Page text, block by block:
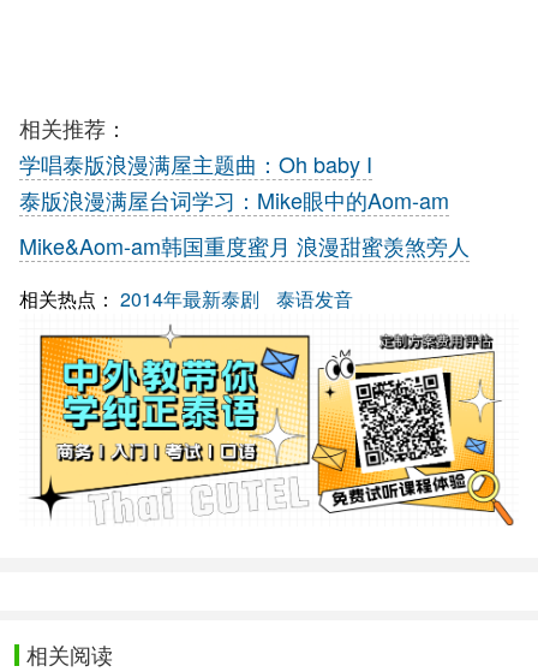
相关推荐：
学唱泰版浪漫满屋主题曲：Oh baby I
泰版浪漫满屋台词学习：Mike眼中的Aom-am
Mike&Aom-am韩国重度蜜月 浪漫甜蜜羡煞旁人
相关热点： 2014年最新泰剧 泰语发音
相关阅读